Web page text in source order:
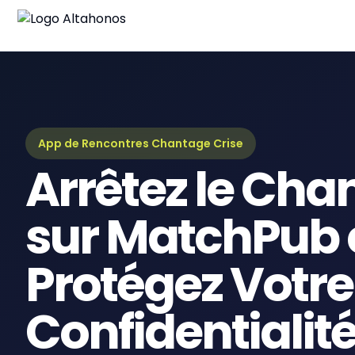
App de Rencontres Chantage Crise
Arrêtez le
sur MatchPub
Protégez Votre